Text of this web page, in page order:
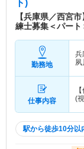
ト)
【兵庫県／西宮
練士募集＜パート
勤務地
兵
仕事内容
(
駅から徒歩10分以